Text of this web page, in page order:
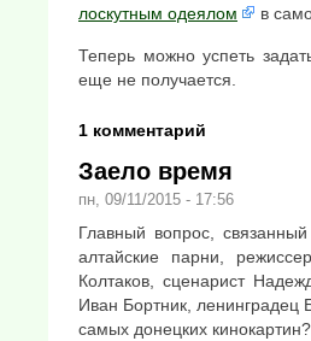
лоскутным одеялом
в
Теперь можно успеть
еще не получается.
1 комментарий
Заело время
пн, 09/11/2015 - 17:56
Главный вопрос,
алтайские парни,
Колтаков, сценарист
Иван Бортник, ленинградец
самых донецких кинокартин?